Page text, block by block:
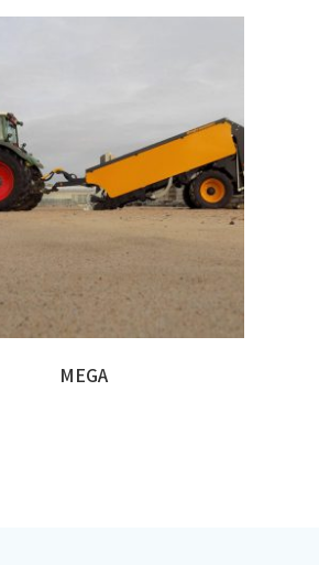
MEGA